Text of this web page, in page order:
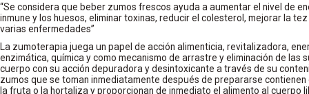
“Se considera que beber zumos frescos ayuda a aumentar el nivel de
inmune y los huesos, eliminar toxinas, reducir el colesterol, mejorar la
varias enfermedades”
La zumoterapia juega un papel de acción alimenticia, revitalizadora,
enzimática, química y como mecanismo de arrastre y eliminación de las
cuerpo con su acción depuradora y desintoxicante a través de su
zumos que se toman inmediatamente después de prepararse
la fruta o la hortaliza y proporcionan de inmediato el alimento al cuerpo